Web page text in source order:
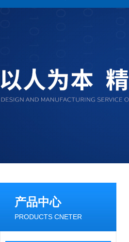
产品中心
PRODUCTS CNETER